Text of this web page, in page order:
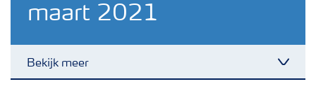
maart 2021
Bekijk meer